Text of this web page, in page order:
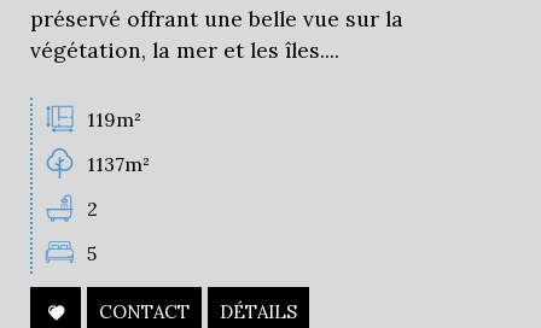
préservé offrant une belle vue sur la
végétation, la mer et les îles....
119m²
1137m²
2
5
CONTACT DÉTAILS